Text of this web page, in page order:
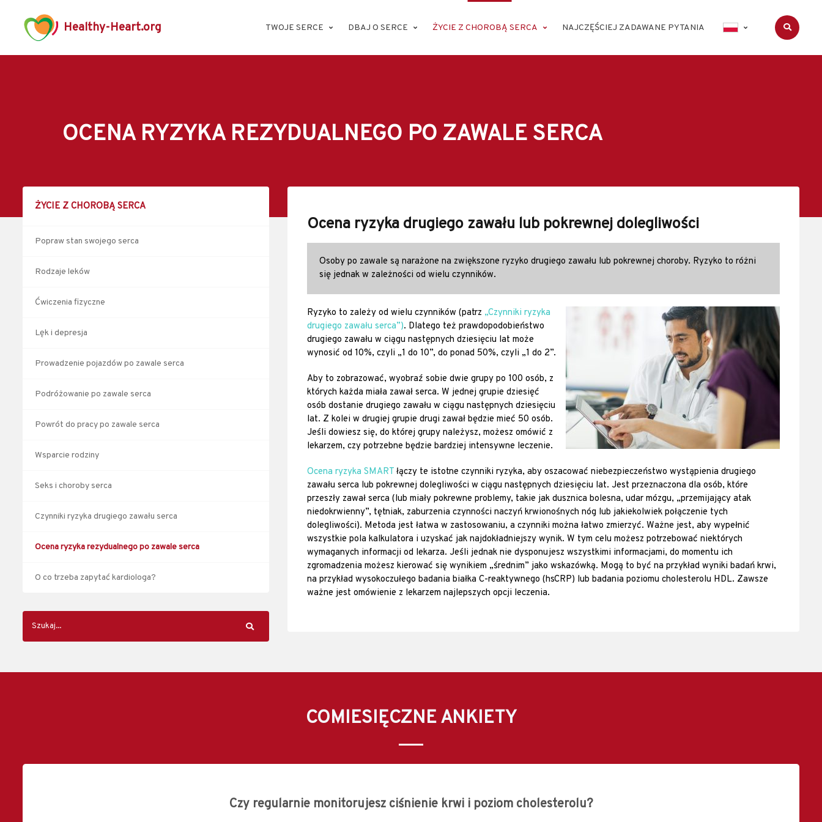
Healthy-Heart.org TWOJE SERCE DBAJ O SERCE ŻYCIE Z CHOROBĄ SERCA NAJCZĘŚCIEJ ZADAWANE PYTANIA
OCENA RYZYKA REZYDUALNEGO PO ZAWALE SERCA
Ocena ryzyka drugiego zawału lub pokrewnej dolegliwości
Osoby po zawale są narażone na zwiększone ryzyko drugiego zawału lub pokrewnej choroby. Ryzyko to różni
się jednak w zależności od wielu czynników.
Ryzyko to zależy od wielu czynników (patrz „Czynniki ryzyka
drugiego zawału serca”). Dlatego też prawdopodobieństwo
drugiego zawału w ciągu następnych dziesięciu lat może
wynosić od 10%, czyli „1 do 10”, do ponad 50%, czyli „1 do 2”.
Aby to zobrazować, wyobraź sobie dwie grupy po 100 osób, z
których każda miała zawał serca. W jednej grupie dziesięć
osób dostanie drugiego zawału w ciągu następnych dziesięciu
lat. Z kolei w drugiej grupie drugi zawał będzie mieć 50 osób.
Jeśli dowiesz się, do której grupy należysz, możesz omówić z
lekarzem, czy potrzebne będzie bardziej intensywne leczenie.
Ocena ryzyka SMART łączy te istotne czynniki ryzyka, aby oszacować niebezpieczeństwo wystąpienia drugiego
zawału serca lub pokrewnej dolegliwości w ciągu następnych dziesięciu lat. Jest przeznaczona dla osób, które
przeszły zawał serca (lub miały pokrewne problemy, takie jak dusznica bolesna, udar mózgu, „przemijający atak
niedokrwienny”, tętniak, zaburzenia czynności naczyń krwionośnych nóg lub jakiekolwiek połączenie tych
dolegliwości). Metoda jest łatwa w zastosowaniu, a czynniki można łatwo zmierzyć. Ważne jest, aby wypełnić
wszystkie pola kalkulatora i uzyskać jak najdokładniejszy wynik. W tym celu możesz potrzebować niektórych
wymaganych informacji od lekarza. Jeśli jednak nie dysponujesz wszystkimi informacjami, do momentu ich
zgromadzenia możesz kierować się wynikiem „średnim” jako wskazówką. Mogą to być na przykład wyniki badań krwi,
na przykład wysokoczułego badania białka C-reaktywnego (hsCRP) lub badania poziomu cholesterolu HDL. Zawsze
ważne jest omówienie z lekarzem najlepszych opcji leczenia.
ŻYCIE Z CHOROBĄ SERCA
Popraw stan swojego serca
Rodzaje leków
Ćwiczenia fizyczne
Lęk i depresja
Prowadzenie pojazdów po zawale serca
Podróżowanie po zawale serca
Powrót do pracy po zawale serca
Wsparcie rodziny
Seks i choroby serca
Czynniki ryzyka drugiego zawału serca
Ocena ryzyka rezydualnego po zawale serca
O co trzeba zapytać kardiologa?
COMIESIĘCZNE ANKIETY
Czy regularnie monitorujesz ciśnienie krwi i poziom cholesterolu?